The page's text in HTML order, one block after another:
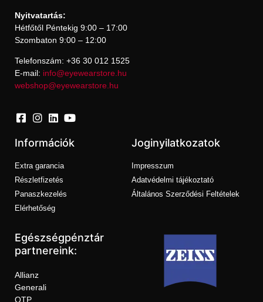
Nyitvatartás:
Hétfőtől Péntekig 9:00 – 17:00
Szombaton 9:00 – 12:00
Telefonszám: +36 30 012 1525
E-mail: info@eyewearstore.hu
webshop@eyewearstore.hu
Információk
Extra garancia
Részletfizetés
Panaszkezelés
Elérhetőség
Joginyilatkozatok
Impresszum
Adatvédelmi tájékoztató
Általános Szerződési Feltételek
Egészségpénztár
partnereink:
Allianz
Generali
OTP